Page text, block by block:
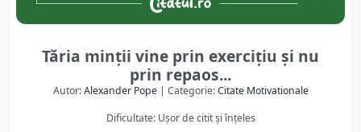
Tăria minţii vine prin exerciţiu şi nu
prin repaos...
Autor:Alexander Pope| Categorie:Citate Motivationale
Dificultate: Ușor de citit și înțeles